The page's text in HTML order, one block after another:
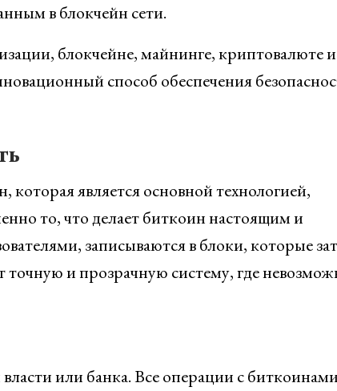
в блокчейн сети.
блокчейне, майнинге, криптовалюте и
способ обеспечения
является основной технологией,
то, что делает биткоин настоящим и
записываются в блоки, которые
точную и прозрачную систему, где
или банка. Все операции с биткоинами